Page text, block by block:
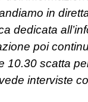
in
dedicata
poi
10.30 scatta
interviste